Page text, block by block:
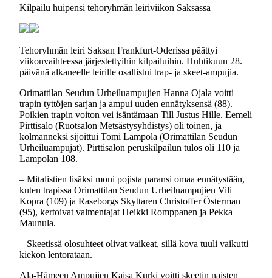
Kilpailu huipensi tehoryhmän leiriviikon Saksassa
Tehoryhmän leiri Saksan Frankfurt-Oderissa päättyi
viikonvaihteessa järjestettyihin kilpailuihin. Huhtikuun 28.
päivänä alkaneelle leirille osallistui trap- ja skeet-ampujia.
Orimattilan Seudun Urheiluampujien Hanna Ojala voitti
trapin tyttöjen sarjan ja ampui uuden ennätyksensä (88).
Poikien trapin voiton vei isäntämaan Till Justus Hille. Eemeli
Pirttisalo (Ruotsalon Metsästysyhdistys) oli toinen, ja
kolmanneksi sijoittui Tomi Lampola (Orimattilan Seudun
Urheiluampujat). Pirttisalon peruskilpailun tulos oli 110 ja
Lampolan 108.
– Mitalistien lisäksi moni pojista paransi omaa ennätystään,
kuten trapissa Orimattilan Seudun Urheiluampujien Vili
Kopra (109) ja Raseborgs Skyttaren Christoffer Österman
(95), kertoivat valmentajat Heikki Romppanen ja Pekka
Maunula.
– Skeetissä olosuhteet olivat vaikeat, sillä kova tuuli vaikutti
kiekon lentorataan.
Ala-Hämeen Ampujien Kaisa Kurki voitti skeetin naisten